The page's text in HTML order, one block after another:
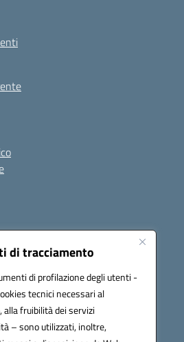
di tracciamento
di profilazione degli utenti -
tecnici necessari al
fruibilità dei servizi
– sono utilizzati, inoltre,